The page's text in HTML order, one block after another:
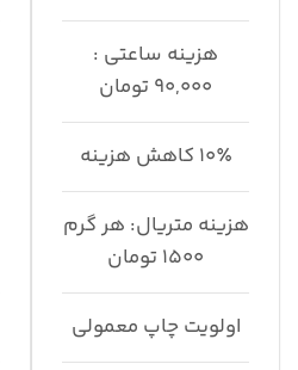
هزینه ساعتی :
۹۰,۰۰۰ تومان
۱۰٪ کاهش هزینه
هزینه متریال: هر گرم
۱۵۰۰ تومان
اولویت چاپ معمولی